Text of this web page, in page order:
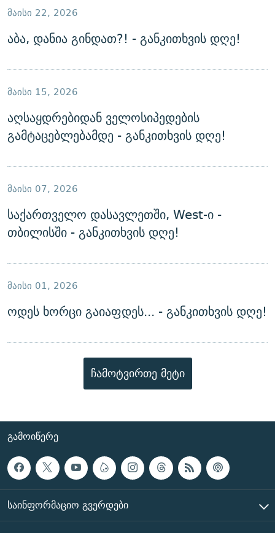
ᲛᲐᲘᲡᲘ 22, 2026
აბა, დანია გინდათ?! - განკითხვის დღე!
ᲛᲐᲘᲡᲘ 15, 2026
აღსაყდრებიდან ველოსიპედების
გამტაცებლებამდე - განკითხვის დღე!
ᲛᲐᲘᲡᲘ 07, 2026
საქართველო დასავლეთში, West-ი -
თბილისში - განკითხვის დღე!
ᲛᲐᲘᲡᲘ 01, 2026
ოდეს ხორცი გაიაფდეს... - განკითხვის დღე!
ჩამოტვირთე მეტი
ᲒᲐᲛᲝᲘᲬᲔᲠᲔ
ᲡᲐᲘᲜᲤᲝᲠᲛᲐᲪᲘᲝ ᲒᲕᲔᲠᲓᲔᲑᲘ